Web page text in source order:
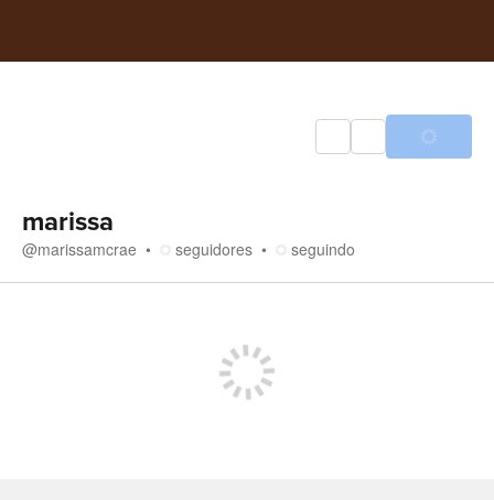
marissa
@marissamcrae seguidores seguindo